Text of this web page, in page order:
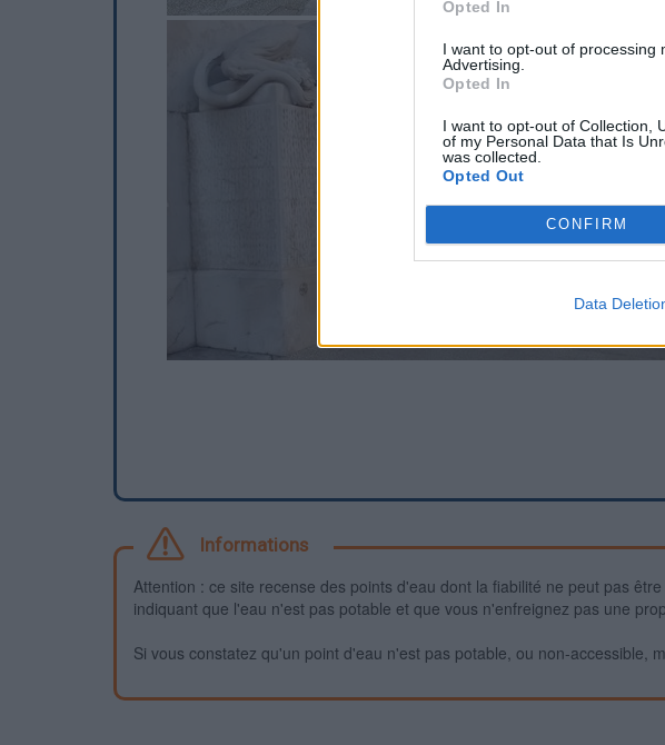
Opted In
I want to opt-out of processing
Advertising.
Opted In
I want to opt-out of Collection,
of my Personal Data that Is
was collected.
Opted Out
CONFIRM
Data
Informations
Attention : ce site recense des points d'eau dont la fiabilité ne peut pas
indiquant que l'eau n'est pas potable et que vous n'enfreignez pas une
Si vous constatez qu'un point d'eau n'est pas potable, ou non-accessible,